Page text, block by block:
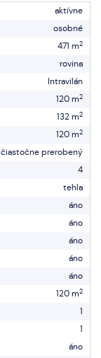
aktívne
osobné
471 m2
rovina
Intravilán
120 m2
132 m2
120 m2
čiastočne prerobený
4
tehla
áno
áno
áno
áno
áno
120 m2
1
1
áno